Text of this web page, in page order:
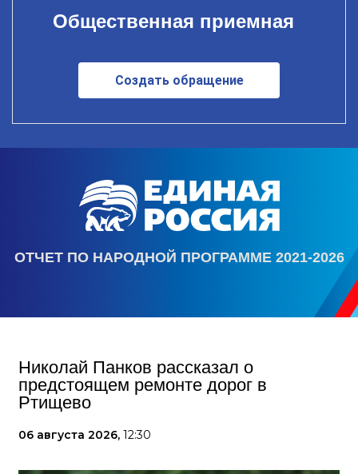
Общественная приемная
Создать обращение
ОТЧЕТ ПО НАРОДНОЙ ПРОГРАММЕ 2021-2026
Николай Панков рассказал о
предстоящем ремонте дорог в
Ртищево
06 августа 2026, 12:30